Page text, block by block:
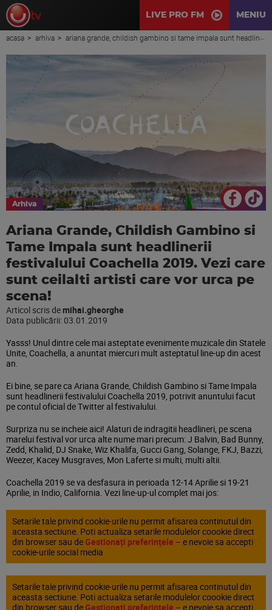
LIVE PRO FM MENIU
acasa arhiva ariana grande, childish gambino si tame impala sunt headlinerii festivalului coachella 2019. vezi care sunt ceilalti artisti care vor urca pe scena!
Arhiva
Ariana Grande, Childish Gambino si
Tame Impala sunt headlinerii
festivalului Coachella 2019. Vezi care
sunt ceilalti artisti care vor urca pe
scena!
Articol scris demihai.gheorghe
Data publicării: 03.01.2019
Yasss! Unul dintre cele mai asteptate evenimente muzicale din Statele
Unite, Coachella, a anuntat miercuri mult asteptatul line-up din acest
an.
Ei bine, se pare ca Ariana Grande, Childish Gambino si Tame Impala
sunt headlinerii festivalului Coachella 2019, potrivit anuntului facut
pe contul oficial de Twitter al festivalului.
Surpriza nu se incheie aici! Alaturi de indragitii headlineri, pe scena
marelui festival vor urca alte nume mari precum: J Balvin, Bad Bunny,
Zedd, Khalid, DJ Snake, Wiz Khalifa, Gucci Gang, Solange, FKJ, Bazzi,
Weezer, Kacey Musgraves, Mon Laferte si multi, multi altii.
Coachella 2019 se va desfasura in perioada 12-14 Aprilie si 19-21
Aprilie, in Indio, California. Vezi line-up-ul complet mai jos:
Setarile tale privind cookie-urile nu permit afisarea continutul din
aceasta sectiune. Poti actualiza setarile modulelor coookie direct
din browser sau de Gestionați preferințele – e nevoie sa accepti
cookie-urile social media
Setarile tale privind cookie-urile nu permit afisarea continutul din
aceasta sectiune. Poti actualiza setarile modulelor coookie direct
din browser sau de Gestionați preferințele – e nevoie sa accepti